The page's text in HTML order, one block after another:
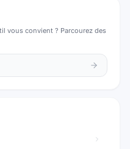
vous convient ? Parcourez des